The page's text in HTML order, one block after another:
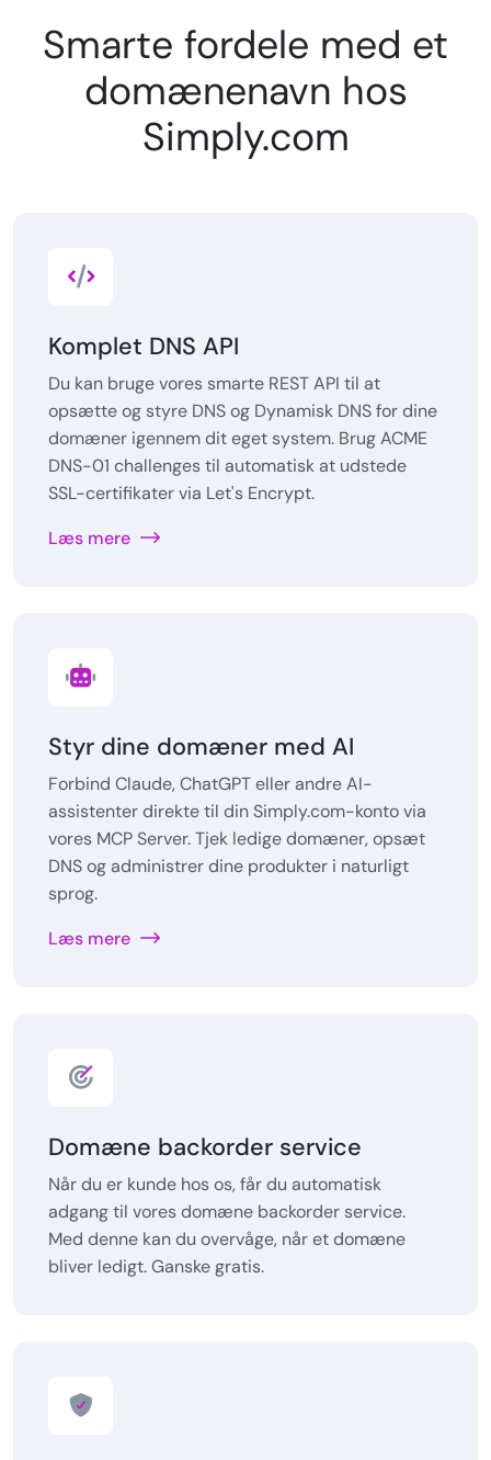
Smarte fordele med et
domænenavn hos
Simply.com
Komplet DNS API
Du kan bruge vores smarte REST API til at
opsætte og styre DNS og Dynamisk DNS for dine
domæner igennem dit eget system. Brug ACME
DNS-01 challenges til automatisk at udstede
SSL-certifikater via Let's Encrypt.
Læs mere
Styr dine domæner med AI
Forbind Claude, ChatGPT eller andre AI-
assistenter direkte til din Simply.com-konto via
vores MCP Server. Tjek ledige domæner, opsæt
DNS og administrer dine produkter i naturligt
sprog.
Læs mere
Domæne backorder service
Når du er kunde hos os, får du automatisk
adgang til vores domæne backorder service.
Med denne kan du overvåge, når et domæne
bliver ledigt. Ganske gratis.